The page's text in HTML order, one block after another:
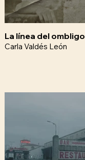
La línea del ombligo
Carla Valdés León